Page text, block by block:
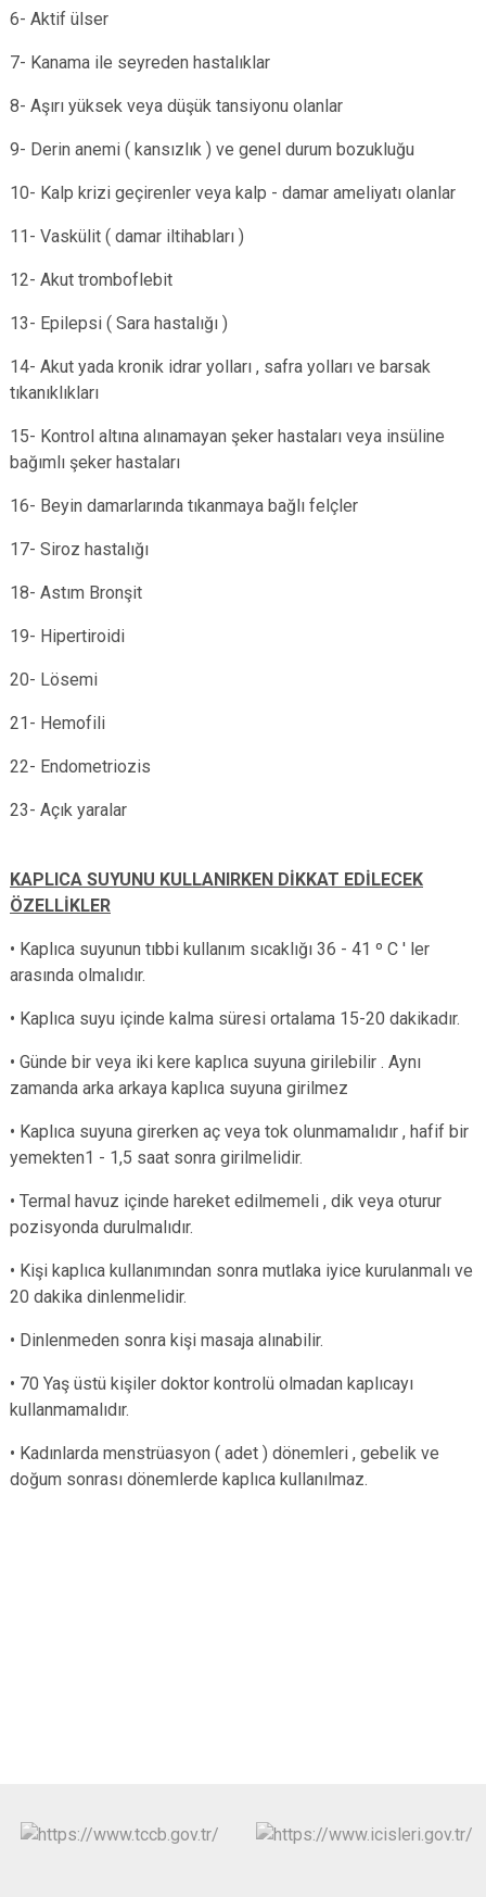
6- Aktif ülser
7- Kanama ile seyreden hastalıklar
8- Aşırı yüksek veya düşük tansiyonu olanlar
9- Derin anemi ( kansızlık ) ve genel durum bozukluğu
10- Kalp krizi geçirenler veya kalp - damar ameliyatı olanlar
11- Vaskülit ( damar iltihabları )
12- Akut tromboflebit
13- Epilepsi ( Sara hastalığı )
14- Akut yada kronik idrar yolları , safra yolları ve barsak
tıkanıklıkları
15- Kontrol altına alınamayan şeker hastaları veya insüline
bağımlı şeker hastaları
16- Beyin damarlarında tıkanmaya bağlı felçler
17- Siroz hastalığı
18- Astım Bronşit
19- Hipertiroidi
20- Lösemi
21- Hemofili
22- Endometriozis
23- Açık yaralar
KAPLICA SUYUNU KULLANIRKEN DİKKAT EDİLECEK
ÖZELLİKLER
• Kaplıca suyunun tıbbi kullanım sıcaklığı 36 - 41 º C ' ler
arasında olmalıdır.
• Kaplıca suyu içinde kalma süresi ortalama 15-20 dakikadır.
• Günde bir veya iki kere kaplıca suyuna girilebilir . Aynı
zamanda arka arkaya kaplıca suyuna girilmez
• Kaplıca suyuna girerken aç veya tok olunmamalıdır , hafif bir
yemekten1 - 1,5 saat sonra girilmelidir.
• Termal havuz içinde hareket edilmemeli , dik veya oturur
pozisyonda durulmalıdır.
• Kişi kaplıca kullanımından sonra mutlaka iyice kurulanmalı ve
20 dakika dinlenmelidir.
• Dinlenmeden sonra kişi masaja alınabilir.
• 70 Yaş üstü kişiler doktor kontrolü olmadan kaplıcayı
kullanmamalıdır.
• Kadınlarda menstrüasyon ( adet ) dönemleri , gebelik ve
doğum sonrası dönemlerde kaplıca kullanılmaz.